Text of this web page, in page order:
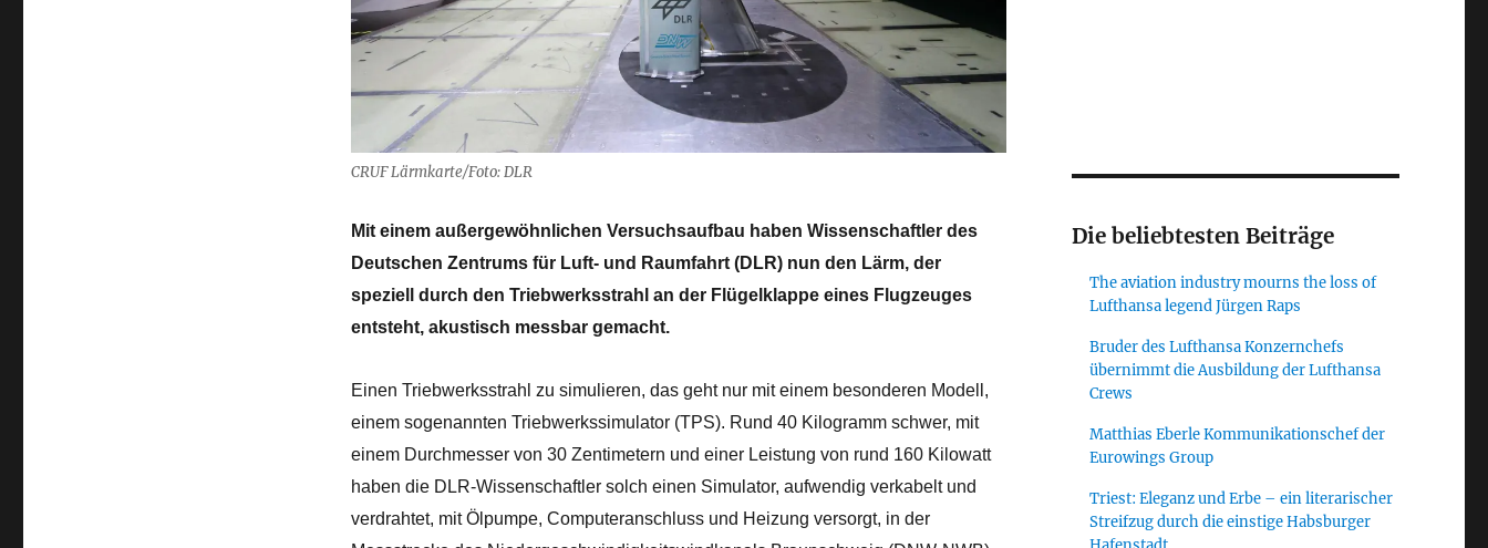
CRUF Lärmkarte/Foto: DLR
Mit einem außergewöhnlichen Versuchsaufbau haben Wissenschaftler des
Deutschen Zentrums für Luft- und Raumfahrt (DLR) nun den Lärm, der
speziell durch den Triebwerksstrahl an der Flügelklappe eines Flugzeuges
entsteht, akustisch messbar gemacht.
Einen Triebwerksstrahl zu simulieren, das geht nur miteinem besonderen Modell,
einem sogenannten Triebwerkssimulator (TPS). Rund 40 Kilogramm schwer, mit
einem Durchmesser von 30 Zentimetern und einer Leistung von rund 160 Kilowatt
haben die DLR-Wissenschaftler solch einen Simulator, aufwendig verkabelt und
verdrahtet, mit Ölpumpe, Computeranschluss und Heizung versorgt, in der
Die beliebtesten Beiträge
The aviation industry mourns the loss of
Lufthansa legend Jürgen Raps
Bruder des Lufthansa Konzernchefs
übernimmt die Ausbildung der Lufthansa
Crews
Matthias Eberle Kommunikationschef der
Eurowings Group
Triest: Eleganz und Erbe – ein literarischer
Streifzug durch die einstige Habsburger